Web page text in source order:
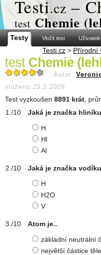
Testi.cz –
test Chemie
Testy Vložit test Uživatelé
Testi.cz > Přírodní
test Chemie
Autor:
vloženo 29.3.2009
Test vyzkoušen 8891 krát ,
Jaká je značka
H
Hl
Al
Jaká je značka
H
H2O
V
Atom je..
základní neutrální
největší částice